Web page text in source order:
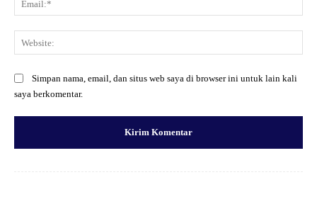
Simpan nama, email, dan situs web saya di browser ini untuk lain kali
saya berkomentar.